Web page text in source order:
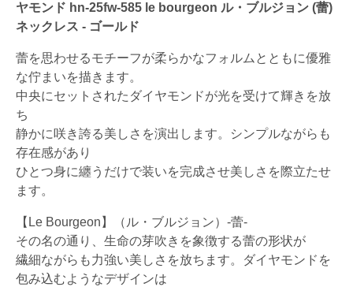
ヤモンド hn-25fw-585 le bourgeon ル・ブルジョン (蕾)
ネックレス - ゴールド
蕾を思わせるモチーフが柔らかなフォルムとともに優雅
な佇まいを描きます。
中央にセットされたダイヤモンドが光を受けて輝きを放
ち
静かに咲き誇る美しさを演出します。シンプルながらも
存在感があり
ひとつ身に纏うだけで装いを完成させ美しさを際立たせ
ます。
【Le Bourgeon】（ル・ブルジョン）-蕾-
その名の通り、生命の芽吹きを象徴する蕾の形状が
繊細ながらも力強い美しさを放ちます。ダイヤモンドを
包み込むようなデザインは